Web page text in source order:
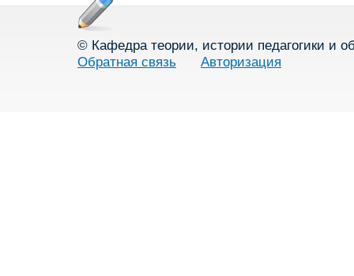
© Кафедра теории, истории педагогики и
Обратная связь
Авторизация